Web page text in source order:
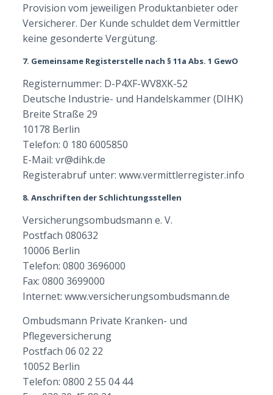
Provision vom jeweiligen Produktanbieter oder
Versicherer. Der Kunde schuldet dem Vermittler
keine gesonderte Vergütung.
7. Gemeinsame Registerstelle nach § 11a Abs. 1 GewO
Registernummer: D-P4XF-WV8XK-52
Deutsche Industrie- und Handelskammer (DIHK)
Breite Straße 29
10178 Berlin
Telefon: 0 180 6005850
E-Mail: vr@dihk.de
Registerabruf unter: www.vermittlerregister.info
8. Anschriften der Schlichtungsstellen
Versicherungsombudsmann e. V.
Postfach 080632
10006 Berlin
Telefon: 0800 3696000
Fax: 0800 3699000
Internet: www.versicherungsombudsmann.de
Ombudsmann Private Kranken- und
Pflegeversicherung
Postfach 06 02 22
10052 Berlin
Telefon: 0800 2 55 04 44